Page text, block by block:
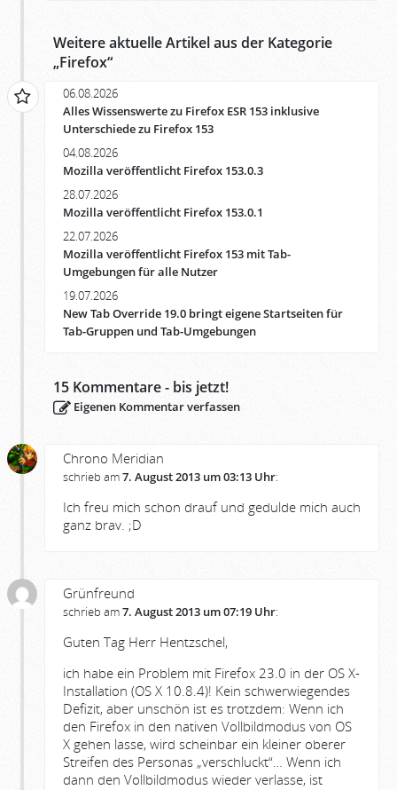
Weitere aktuelle Artikel aus der Kategorie
„Firefox“
06.08.2026
Alles Wissenswerte zu Firefox ESR 153 inklusive
Unterschiede zu Firefox 153
04.08.2026
Mozilla veröffentlicht Firefox 153.0.3
28.07.2026
Mozilla veröffentlicht Firefox 153.0.1
22.07.2026
Mozilla veröffentlicht Firefox 153 mit Tab-
Umgebungen für alle Nutzer
19.07.2026
New Tab Override 19.0 bringt eigene Startseiten für
Tab-Gruppen und Tab-Umgebungen
15 Kommentare - bis jetzt!
Eigenen Kommentar verfassen
Chrono Meridian
schrieb am7. August 2013 um 03:13 Uhr:
Ich freu mich schon drauf und gedulde mich auch
ganz brav. ;D
Grünfreund
schrieb am7. August 2013 um 07:19 Uhr:
Guten Tag Herr Hentzschel,
ich habe ein Problem mit Firefox 23.0 in der OS X-
Installation (OS X 10.8.4)! Kein schwerwiegendes
Defizit, aber unschön ist es trotzdem: Wenn ich
den Firefox in den nativen Vollbildmodus von OS
X gehen lasse, wird scheinbar ein kleiner oberer
Streifen des Personas „verschluckt“… Wenn ich
dann den Vollbildmodus wieder verlasse, ist